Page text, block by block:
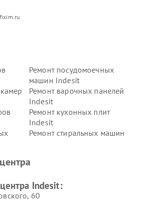
Ремонт посудомоечных
машин Indesit
Ремонт варочных панелей
Indesit
Ремонт кухонных плит
Indesit
Ремонт стиральных машин
Indesit
Indesit:
60